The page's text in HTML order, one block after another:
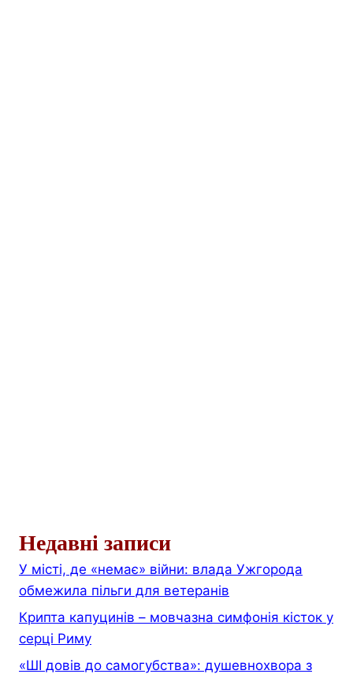
Недавні записи
У місті, де «немає» війни: влада Ужгорода
обмежила пільги для ветеранів
Крипта капуцинів – мовчазна симфонія кісток у
серці Риму
«ШІ довів до самогубства»: душевнохвора з